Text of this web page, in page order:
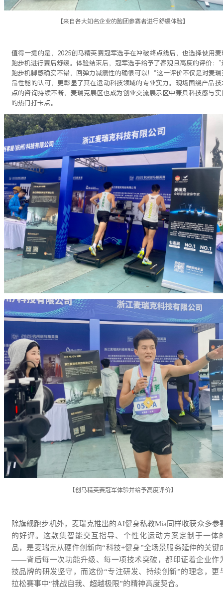
【来自各大知名企业的跑团参赛者进行舒缓体验】
值得一提的是，2025创马精英赛冠军选手在冲破终点线后，也选择使用麦
跑步机进行赛后舒缓。体验结束后，冠军选手给予了客观且高度的评价：“
跑步机脚感确实不错，回弹力减震性的确很可以！”这一评价不仅是对麦瑞
品性能的认可，更彰显了其在运动科技领域的专业实力。现场围绕产品技
点的咨询持续不断，麦瑞克展区也成为创业交流展示区中兼具科技感与实
的热门打卡点。
【创马精英赛冠军体验并给予高度评价】
除旗舰跑步机外，麦瑞克推出的AI健身私教Mia同样收获众多参
的好评。这款集智能交互指导、个性化运动方案定制于一体
品，是麦瑞克从硬件创新向“科技+健身”全场景服务延伸的关键
——背后每一次功能升级、每一项技术突破，都印证着企业作
技品牌的研发坚守，而这份“专注研发、持续创新”的理念，更
拉松赛事中“挑战自我、超越极限”的精神高度契合。